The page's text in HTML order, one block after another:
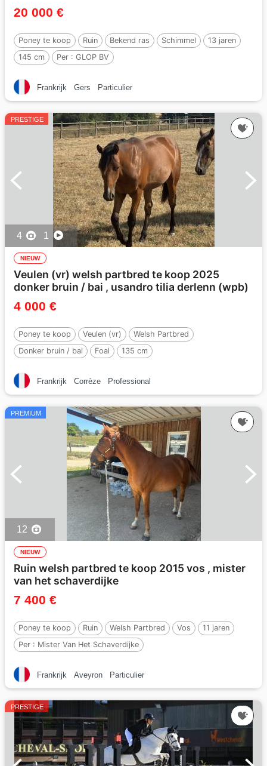
20 000 €
Poney te koop Ruin Bekend ras Schimmel
13 jaren
145 cm
Per : GLOP BV
Frankrijk Gers Particulier
PRESTIGE
4 1
NIEUW
Veulen (vr) welsh partbred te koop 2025
donker bruin / bai , usandro tilia derlenn (wpb)
4 000 €
Poney te koop Veulen (vr)
Welsh Partbred
Donker bruin / bai
Foal
135 cm
Frankrijk
Corrèze Professional
PREMIUM
12
NIEUW
Ruin welsh partbred te koop 2015 vos , mister
van het schaverdijke
7 400 €
Poney te koop Ruin Welsh Partbred Vos
11 jaren
Per : Mister Van Het Schaverdijke
Frankrijk Aveyron Particulier
PRESTIGE